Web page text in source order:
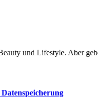
und Lifestyle. Aber